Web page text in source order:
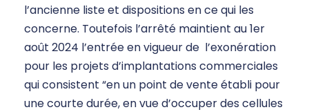
l’ancienne liste et dispositions en ce qui les
concerne. Toutefois l’arrêté maintient au 1er
août 2024 l’entrée en vigueur de l’exonération
pour les projets d’implantations commerciales
qui consistent “en un point de vente établi pour
une courte durée, en vue d’occuper des cellules